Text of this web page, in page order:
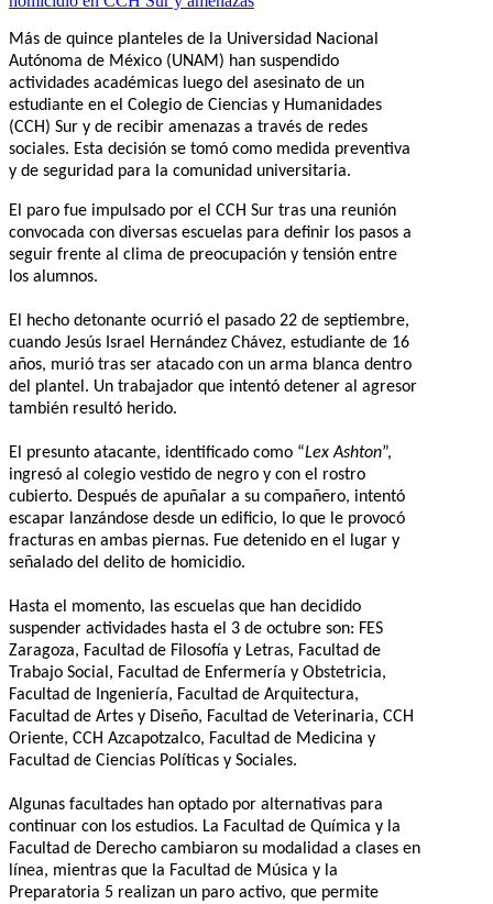
Más de quince planteles de la Universidad Nacional
Autónoma de México (UNAM) han suspendido
actividades académicas luego del asesinato de un
estudiante en el Colegio de Ciencias y Humanidades
(CCH) Sur y de recibir amenazas a través de redes
sociales. Esta decisión se tomó como medida preventiva
y de seguridad para la comunidad universitaria.
El paro fue impulsado por el CCH Sur tras una reunión
convocada con diversas escuelas para definir los pasos a
seguir frente al clima de preocupación y tensión entre
los alumnos.
El hecho detonante ocurrió el pasado 22 de septiembre,
cuando Jesús Israel Hernández Chávez, estudiante de 16
años, murió tras ser atacado con un arma blanca dentro
del plantel. Un trabajador que intentó detener al agresor
también resultó herido.
El presunto atacante, identificado como “Lex Ashton”,
ingresó al colegio vestido de negro y con el rostro
cubierto. Después de apuñalar a su compañero, intentó
escapar lanzándose desde un edificio, lo que le provocó
fracturas en ambas piernas. Fue detenido en el lugar y
señalado del delito de homicidio.
Hasta el momento, las escuelas que han decidido
suspender actividades hasta el 3 de octubre son: FES
Zaragoza, Facultad de Filosofía y Letras, Facultad de
Trabajo Social, Facultad de Enfermería y Obstetricia,
Facultad de Ingeniería, Facultad de Arquitectura,
Facultad de Artes y Diseño, Facultad de Veterinaria, CCH
Oriente, CCH Azcapotzalco, Facultad de Medicina y
Facultad de Ciencias Políticas y Sociales.
Algunas facultades han optado por alternativas para
continuar con los estudios. La Facultad de Química y la
Facultad de Derecho cambiaron su modalidad a clases en
línea, mientras que la Facultad de Música y la
Preparatoria 5 realizan un paro activo, que permite